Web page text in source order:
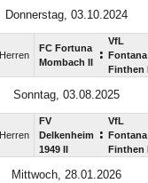
Donnerstag, 03.10.2024
Herren
FC Fortuna
Mombach II
:
VfL
Fontana
Finthen II
Sonntag, 03.08.2025
Herren
FV
Delkenheim
1949 II
:
VfL
Fontana
Finthen II
Mittwoch, 28.01.2026